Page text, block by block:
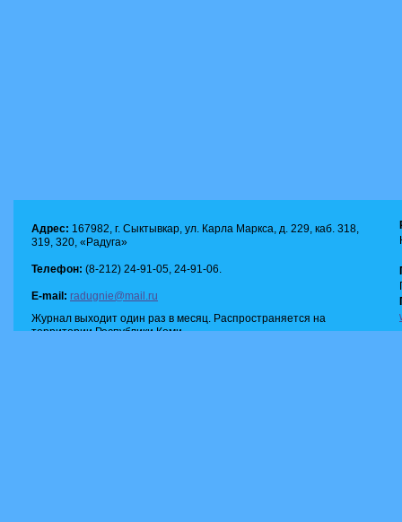
Адрес: 167982, г. Сыктывкар, ул. Карла Маркса, д. 229, каб. 318,
319, 320, «Радуга»
Телефон: (8-212) 24-91-05, 24-91-06.
E-mail: radugnie@mail.ru
Журнал выходит один раз в месяц. Распространяется на
территории Республики Коми.